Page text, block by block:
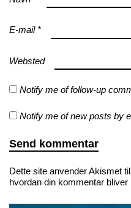
E-mail *
Websted
Notify me of follow-up
Notify me of new posts by
Dette site anvender Akismet
hvordan din kommentar bliver